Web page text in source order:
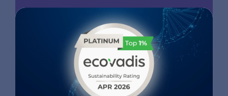
ALLER SUR NOTRE PAGE
LINKEDIN